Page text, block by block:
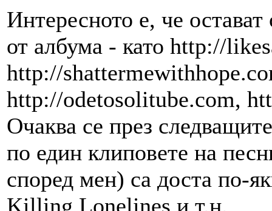
Интересното е, че
от албума - като http://
http://
http://odetosolitube.com,
Очаква се през
по един клиповете на
според мен) са доста по-
Killing Lonelines и т.н.